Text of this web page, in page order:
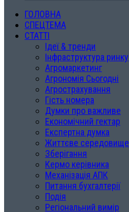
ГОЛОВНА
СПЕЦТЕМА
СТАТТІ
Ідеї & тренди
Інфраструктура ринку
Агромаркетинг
Агрономія Сьогодні
Агрострахування
Гість номера
Думки про важливе
Економічний гектар
Експертна думка
Життєве середовище
Зберігання
Кермо керівника
Механізація АПК
Питання бухгалтерії
Подія
Регіональний вимір